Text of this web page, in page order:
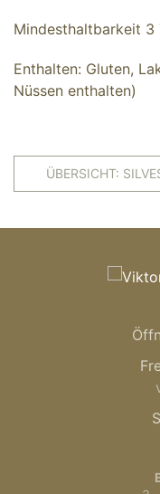
Mindesthaltbarkeit 3
Enthalten: Gluten,
Nüssen enthalten)
ÜBERSICHT: